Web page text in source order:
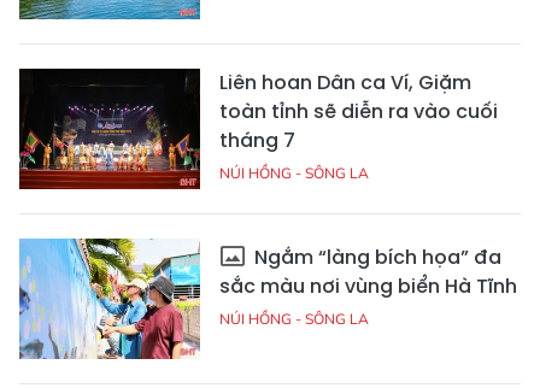
Liên hoan Dân ca Ví, Giặm
toàn tỉnh sẽ diễn ra vào cuối
tháng 7
NÚI HỒNG - SÔNG LA
Ngắm “làng bích họa” đa
sắc màu nơi vùng biển Hà Tĩnh
NÚI HỒNG - SÔNG LA